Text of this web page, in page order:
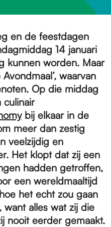
en de feestdagen
14 januari
kunnen worden. Maar
waarvan
Op die middag
culinair
bij elkaar in de
meer dan zestig
veelzijdig en
Het klopt dat zij een
hadden getroffen,
een wereldmaaltijd
het echt zou gaan
alles wat zij die
nooit eerder gemaakt.